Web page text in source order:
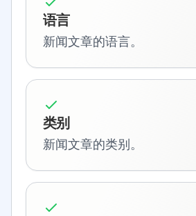
语言
新闻文章的语言。
类别
新闻文章的类别。